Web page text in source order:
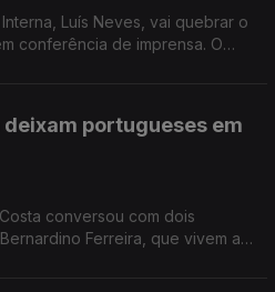
Luís Neves, vai quebrar o
conferência de imprensa. O
portugueses em
conversou com dois
Ferreira, que vivem a